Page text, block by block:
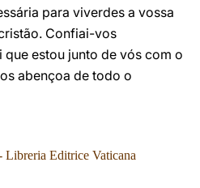
para viverdes a vossa
Confiai-vos
que estou junto de vós com o
abençoa de todo o
Editrice Vaticana